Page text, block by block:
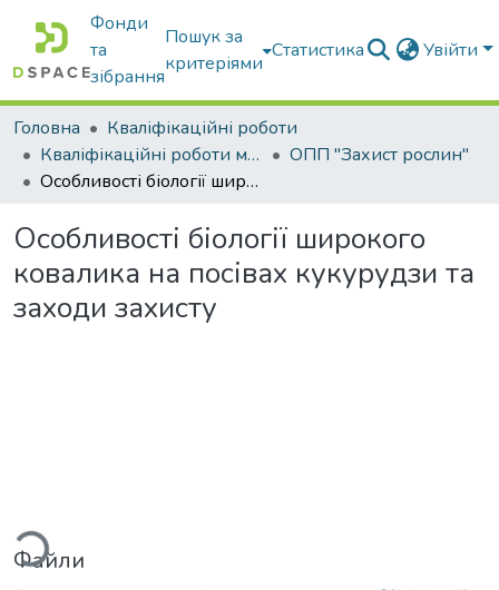
Фонди
та
зібрання
Пошук за
критеріями
Статистика Увійти
Головна
Кваліфікаційні роботи
Кваліфікаційні роботи магістрів
ОПП "Захист рослин"
Особливості біології широкого ковалика на посівах кукурудзи та заходи захисту
Особливості біології широкого
ковалика на посівах кукурудзи та
заходи захисту
Файли